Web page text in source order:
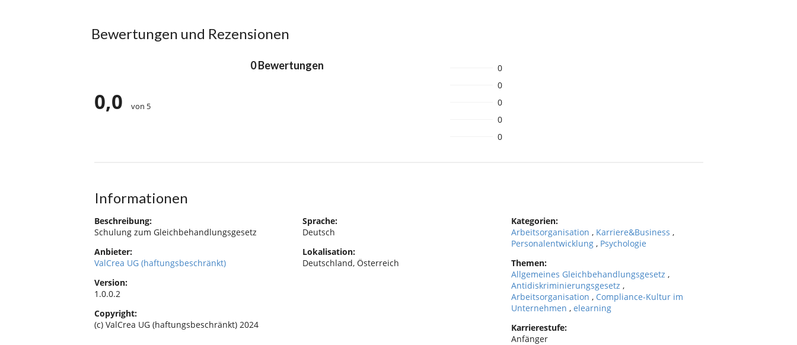
Bewertungen und Rezensionen
0,0 von 5
0 Bewertungen
0
0
0
0
0
Informationen
Beschreibung:
Schulung zum Gleichbehandlungsgesetz
Anbieter:
ValCrea UG (haftungsbeschränkt)
Version:
1.0.0.2
Copyright:
(c) ValCrea UG (haftungsbeschränkt) 2024
Sprache:
Deutsch
Lokalisation:
Deutschland, Österreich
Kategorien:
Arbeitsorganisation , Karriere&Business ,
Personalentwicklung , Psychologie
Themen:
Allgemeines Gleichbehandlungsgesetz ,
Antidiskriminierungsgesetz ,
Arbeitsorganisation , Compliance-Kultur im
Unternehmen , elearning
Karrierestufe:
Anfänger